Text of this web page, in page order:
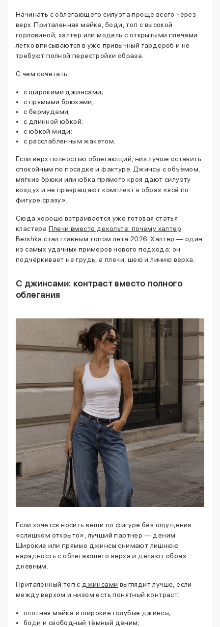
Начинать с облегающего силуэта проще всего через
верх. Приталенная майка, боди, топ с высокой
горловиной, халтер или модель с открытыми плечами
легко вписываются в уже привычный гардероб и не
требуют полной перестройки образа.
С чем сочетать:
с широкими джинсами;
с прямыми брюками;
с бермудами;
с длинной юбкой;
с юбкой миди;
с расслабленным жакетом.
Если верх полностью облегающий, низ лучше оставить
спокойным по посадке и фактуре. Джинсы с объёмом,
мягкие брюки или юбка прямого кроя дают силуэту
воздух и не превращают комплект в образ «всё по
фигуре сразу».
Сюда хорошо встраивается уже готовая статья
кластера Плечи вместо декольте: почему халтер
Bershka стал главным топом лета 2026 . Халтер — один
из самых удачных примеров нового подхода: он
подчёркивает не грудь, а плечи, шею и линию верха.
С джинсами: контраст вместо полного
облегания
Если хочется носить вещи по фигуре без ощущения
«слишком открыто», лучший партнёр — деним.
Широкие или прямые джинсы снимают лишнюю
нарядность с облегающего верха и делают образ
дневным.
Приталенный топ с джинсами выглядит лучше, если
между верхом и низом есть понятный контраст:
плотная майка и широкие голубые джинсы;
боди и свободный тёмный деним;